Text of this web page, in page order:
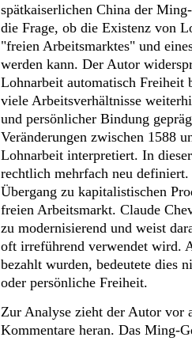
spätkaiserlichen China der
die Frage, ob die Existenz von
"freien Arbeitsmarktes" und
werden kann. Der Autor
Lohnarbeit automatisch Freiheit
viele Arbeitsverhältnisse
und persönlicher Bindung
Veränderungen zwischen 1588
Lohnarbeit interpretiert. In
rechtlich mehrfach neu
Übergang zu kapitalistischen
freien Arbeitsmarkt. Claude
zu modernisierend und weist
oft irreführend verwendet wird.
bezahlt wurden, bedeutete dies
oder persönliche Freiheit.
Zur Analyse zieht der Autor vor
Kommentare heran. Das Ming-